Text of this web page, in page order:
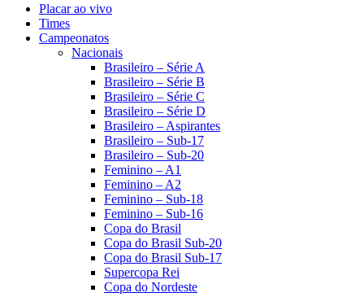
Placar ao vivo
Times
Campeonatos
Nacionais
Brasileiro – Série A
Brasileiro – Série B
Brasileiro – Série C
Brasileiro – Série D
Brasileiro – Aspirantes
Brasileiro – Sub-17
Brasileiro – Sub-20
Feminino – A1
Feminino – A2
Feminino – Sub-18
Feminino – Sub-16
Copa do Brasil
Copa do Brasil Sub-20
Copa do Brasil Sub-17
Supercopa Rei
Copa do Nordeste